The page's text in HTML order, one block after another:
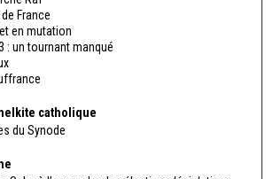
France
en mutation
: un tournant manqué
catholique
du Synode